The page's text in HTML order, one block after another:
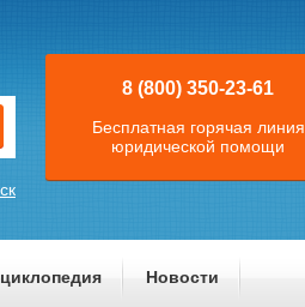
8 (800) 350-23-61
Бесплатная горячая линия
юридической помощи
Новости